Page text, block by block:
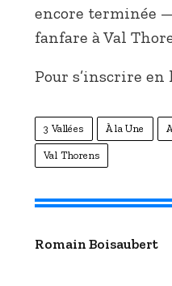
encore terminée
fanfare à Val
Pour s’inscrire en
3 Vallées À la Une
Val Thorens
Romain Boisaubert